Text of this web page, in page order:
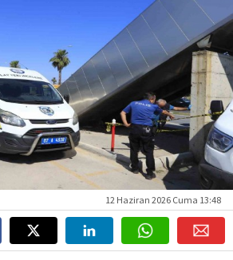
12 Haziran 2026 Cuma 13:48